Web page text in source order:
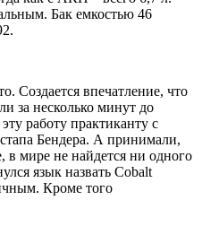
Бак емкостью 46
Создается впечатление, что
за несколько минут до
работу практиканту с
Бендера. А принимали,
в мире не найдется ни одного
язык назвать Cobalt
Кроме того